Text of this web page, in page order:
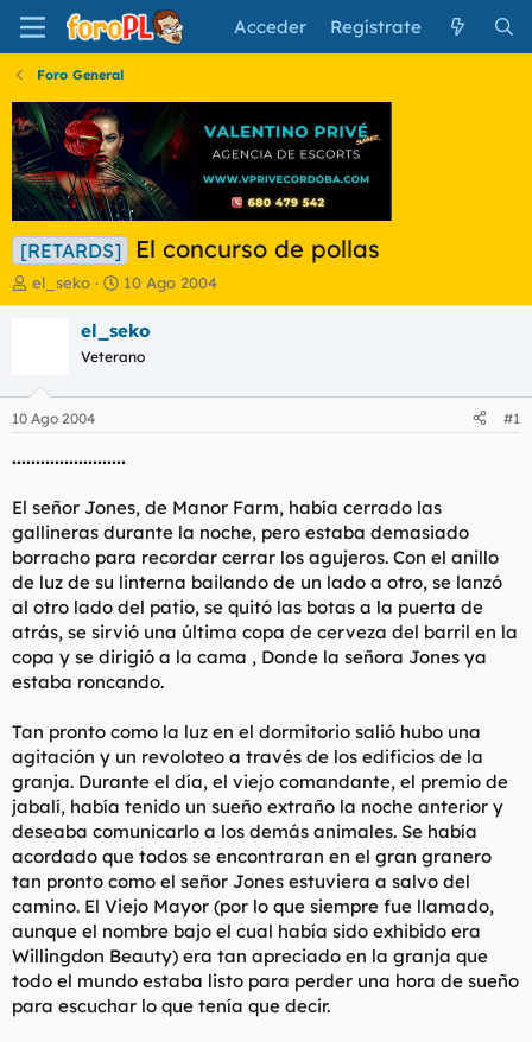
Acceder Regístrate
Foro General
[RETARDS] El concurso de pollas
I
n
a
d
o
l
t
e
m
a
el_seko
F
e
c
a
i
i
o
10 Ago 2004
el_seko
Veterano
10 Ago 2004 #1
........................
El señor Jones, de Manor Farm, había cerrado las
gallineras durante la noche, pero estaba demasiado
borracho para recordar cerrar los agujeros. Con el anillo
de luz de su linterna bailando de un lado a otro, se lanzó
al otro lado del patio, se quitó las botas a la puerta de
atrás, se sirvió una última copa de cerveza del barril en la
copa y se dirigió a la cama , Donde la señora Jones ya
estaba roncando.
Tan pronto como la luz en el dormitorio salió hubo una
agitación y un revoloteo a través de los edificios de la
granja. Durante el día, el viejo comandante, el premio de
jabalí, había tenido un sueño extraño la noche anterior y
deseaba comunicarlo a los demás animales. Se había
acordado que todos se encontraran en el gran granero
tan pronto como el señor Jones estuviera a salvo del
camino. El Viejo Mayor (por lo que siempre fue llamado,
aunque el nombre bajo el cual había sido exhibido era
Willingdon Beauty) era tan apreciado en la granja que
todo el mundo estaba listo para perder una hora de sueño
para escuchar lo que tenía que decir.